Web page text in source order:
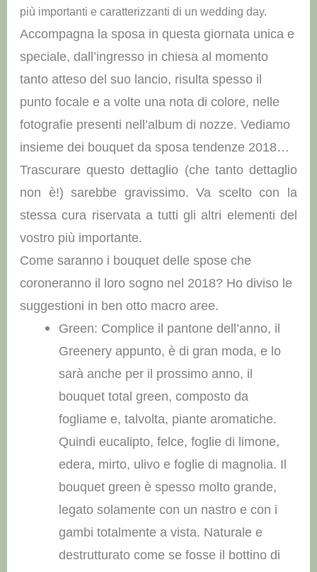
più importanti e caratterizzanti di un wedding day.
Accompagna la sposa in questa giornata unica e
speciale, dall’ingresso in chiesa al momento
tanto atteso del suo lancio, risulta spesso il
punto focale e a volte una nota di colore, nelle
fotografie presenti nell’album di nozze. Vediamo
insieme dei bouquet da sposa tendenze 2018…
Trascurare questo dettaglio (che tanto dettaglio
non è!) sarebbe gravissimo. Va scelto con la
stessa cura riservata a tutti gli altri elementi del
vostro più importante.
Come saranno i bouquet delle spose che
coroneranno il loro sogno nel 2018? Ho diviso le
suggestioni in ben otto macro aree.
Green: Complice il pantone dell’anno, il
Greenery appunto, è di gran moda, e lo
sarà anche per il prossimo anno, il
bouquet total green, composto da
fogliame e, talvolta, piante aromatiche.
Quindi eucalipto, felce, foglie di limone,
edera, mirto, ulivo e foglie di magnolia. Il
bouquet green è spesso molto grande,
legato solamente con un nastro e con i
gambi totalmente a vista. Naturale e
destrutturato come se fosse il bottino di